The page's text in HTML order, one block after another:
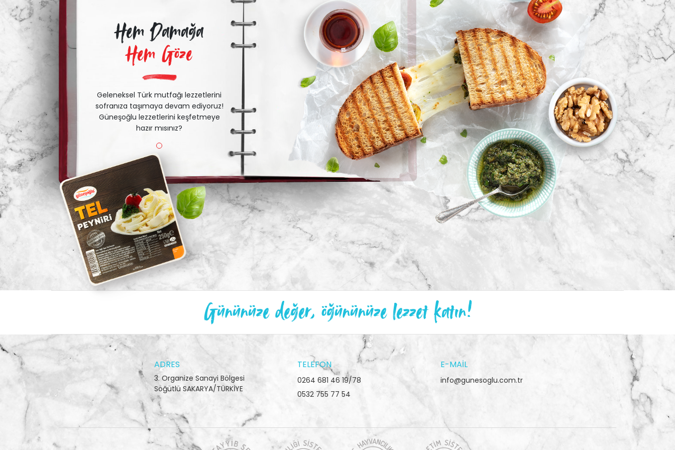
Hem Damağa
Hem Göze
Geleneksel Türk mutfağı lezzetlerini
sofranıza taşımaya devam ediyoruz!
Güneşoğlu lezzetlerini keşfetmeye
hazır mısınız?
Gününüze değer, öğününüze lezzet katın!
ADRES
3. Organize Sanayi Bölgesi
Söğütlü SAKARYA/TÜRKİYE
TELEFON
0264 681 46 19/78
0532 755 77 54
E-MAIL
info@gunesoglu.com.tr